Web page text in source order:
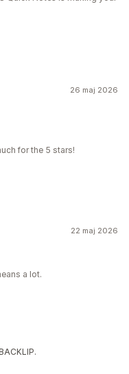
26 maj 2026
for the 5 stars!
22 maj 2026
a lot.